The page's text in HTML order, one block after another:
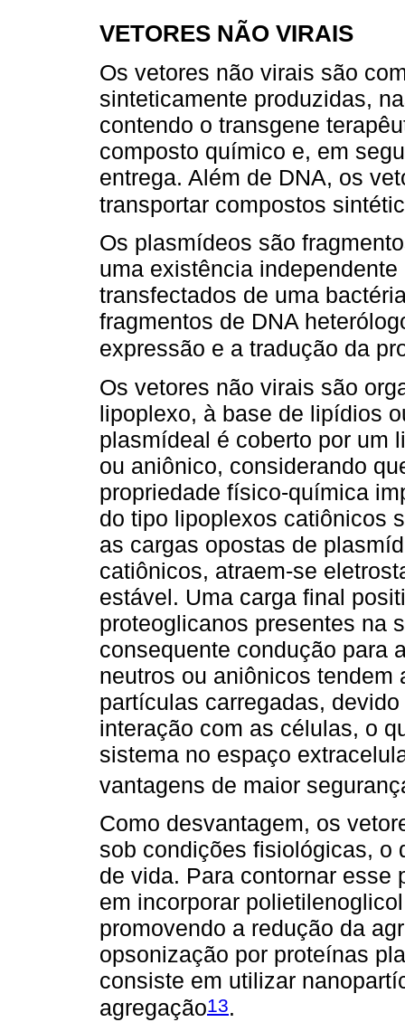
VETORES NÃO VIRAIS
Os vetores não virais são
sinteticamente produzidas,
contendo o transgene
composto químico e, em
entrega. Além de DNA, os
transportar compostos
Os plasmídeos são
uma existência
transfectados de uma
fragmentos de DNA
expressão e a tradução da
Os vetores não virais são
lipoplexo, à base de lipídios
plasmídeal é coberto por um
ou aniônico, considerando
propriedade físico-química
do tipo lipoplexos catiônicos
as cargas opostas de
catiônicos, atraem-se
estável. Uma carga final
proteoglicanos presentes na
consequente condução para
neutros ou aniônicos
partículas carregadas,
interação com as células, o
sistema no espaço
vantagens de maior
Como desvantagem, os
sob condições fisiológicas, o
de vida. Para contornar esse
em incorporar
promovendo a redução da
opsonização por proteínas
consiste em utilizar
agregação13.